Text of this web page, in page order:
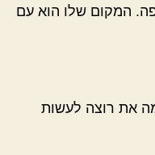
פה. המקום שלו הוא עם
את רוצה לעשות